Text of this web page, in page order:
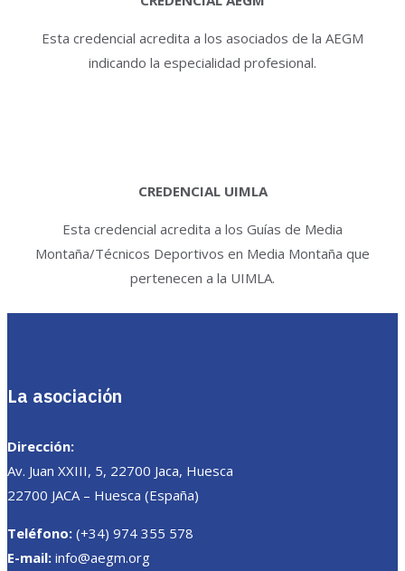
Esta credencial acredita a los asociados de la AEGM
indicando la especialidad profesional.
CREDENCIAL UIMLA
Esta credencial acredita a los Guías de Media
Montaña/Técnicos Deportivos en Media Montaña que
pertenecen a la UIMLA.
La asociación
Dirección:
Av. Juan XXIII, 5, 22700 Jaca, Huesca
22700 JACA – Huesca (España)
Teléfono: (+34) 974 355 578
E-mail: info@aegm.org